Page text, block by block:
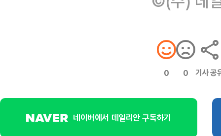
0 0 기사 공
네이버에서 데일리안 구독하기